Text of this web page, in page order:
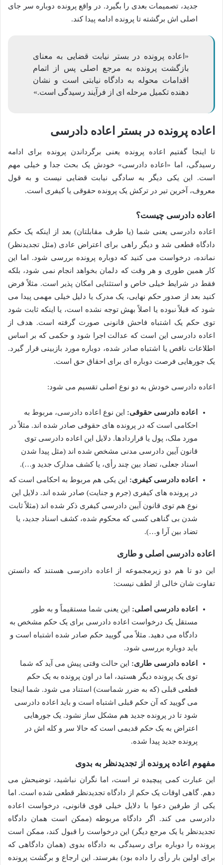
جدید، تصمیمات بعدی را بگیرد. در واقع پرونده دوباره سر جای
اصلی اش برگشته تا پرونده ادامه پیدا کند.
«اعاده پرونده در بستر نیابت قضایی به معنای
بازگشت پرونده به مرجع اصلی پس از اتمام
اقدامات محوله به دادگاه نیابتی است و نشان
دهنده تکمیل مرحله ای از فرآیند رسیدگی است.»
اعاده پرونده در بستر اعاده دادرسی
تا اینجا گفتیم اعاده پرونده یعنی برگرداندن پرونده برای ادامه
رسیدگی، اما «اعاده دادرسی» خودش یک بحث جدا و خیلی مهم
است. این یکی دیگر به سادگی نیابت قضایی نیست و به قول
معروف، آخرین تیر در ترکش یک پرونده حقوقی یا کیفری است.
اعاده دادرسی چیست؟
اعاده دادرسی یعنی شما (یا طرف مقابلتان) بعد از اینکه یک حکم
دادگاه قطعی شد و دیگر راهی برای اعتراض عادی (مثل تجدیدنظر)
نمانده، درخواست می کنید که دوباره پرونده بررسی شود. اما این
کار همین طوری و هر وقت که دلمان بخواهد انجام نمی شود، بلکه
فقط در شرایط خیلی خاص و استثنایی امکان پذیر است. مثلاً فرض
کنید بعد از صدور حکم نهایی، یک مدرک یا دلیل خیلی مهمی پیدا می
شود که قبلاً نبوده یا اصلاً بهش توجه نشده است، یا اینکه ثابت شود
توی حکم یک اشتباه فاحش قانونی صورت گرفته است. هدف از
اعاده دادرسی این است که عدالت اجرا شود و حکمی که بر اساس
اطلاعات ناقص یا اشتباه صادر شده، دوباره مورد بازبینی قرار گیرد.
یک جورهایی فرصت دوباره ای برای احقاق حق است.
اعاده دادرسی خودش به دو نوع اصلی تقسیم می شود:
اعاده دادرسی حقوقی: این نوع اعاده دادرسی، مربوط به
احکامی است که در پرونده های حقوقی صادر شده اند. مثلاً در
مورد ملک، پول یا قراردادها. دلایل این اعاده دادرسی توی
قانون آیین دادرسی مدنی مشخص شده اند (مثل پیدا شدن
اسناد جعلی، تضاد بین چند رأی، یا کشف مدارک جدید و…).
اعاده دادرسی کیفری: این یکی هم مربوط به احکامی است که
در پرونده های کیفری (جرم و جنایت) صادر شده اند. دلایل این
نوع هم توی قانون آیین دادرسی کیفری ذکر شده اند (مثلاً ثابت
شدن بی گناهی کسی که محکوم شده، کشف اسناد جدید، یا
تضاد بین آرا و…).
اعاده دادرسی اصلی و طاری
این دو تا هم دو زیرمجموعه از اعاده دادرسی هستند که دانستن
تفاوت شان خالی از لطف نیست:
اعاده دادرسی اصلی: این یعنی شما مستقیماً و به طور
مستقل یک درخواست اعاده دادرسی برای یک حکم مشخص به
دادگاه می دهید. مثلاً می گویید حکم صادر شده اشتباه است و
باید دوباره بررسی شود.
اعاده دادرسی طاری: این حالت وقتی پیش می آید که شما
توی یک پرونده دیگر هستید، اما در اون پرونده به یک حکم
قطعی قبلی (که به ضرر شماست) استناد می شود. شما اینجا
می گویید که آن حکم قبلی اشتباه است و باید اعاده دادرسی
شود تا در پرونده جدید هم مشکل ساز نشود. یک جورهایی
اعتراض به یک حکم قدیمی است که حالا سر و کله اش در
پرونده جدید پیدا شده.
مفهوم اعاده پرونده از تجدیدنظر به بدوی
این عبارت کمی پیچیده تر است، اما نگران نباشید، توضیحش می
دهم. گاهی اوقات یک حکم از دادگاه تجدیدنظر قطعی شده است. اما
یکی از طرفین دعوا با دلایل خیلی قوی قانونی، درخواست اعاده
دادرسی می کند. اگر دادگاه مربوطه (ممکن است همان دادگاه
تجدیدنظر یا یک مرجع دیگر) این درخواست را قبول کند، ممکن است
پرونده را دوباره برای رسیدگی به دادگاه بدوی (همان دادگاهی که
برای اولین بار رأی را داده بود) بفرستد. این ارجاع و برگشت پرونده